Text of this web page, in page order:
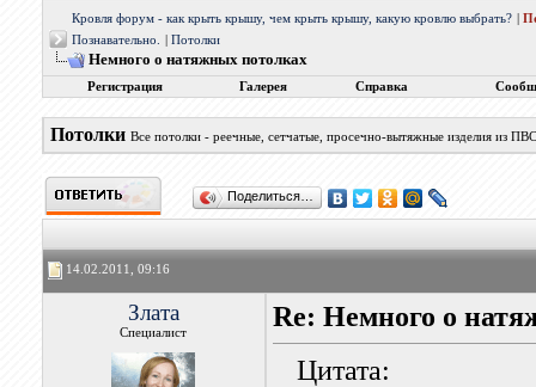
Кровля форум - как крыть крышу, чем крыть крышу, какую кровлю выбрать?
Познавательно.
Потолки
Немного о натяжных потолках
Регистрация Галерея Справка
Потолки Все потолки - реечные, сетчатые, просечно-вытяжные изделия из
Поделиться…
14.02.2011, 09:16
Злата
Специалист
Re: Немного о
Цитата: